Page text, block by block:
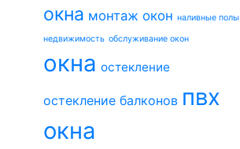
окна монтаж окон наливные полы
недвижимость обслуживание окон
окна остекление
остекление балконов пвх
окна